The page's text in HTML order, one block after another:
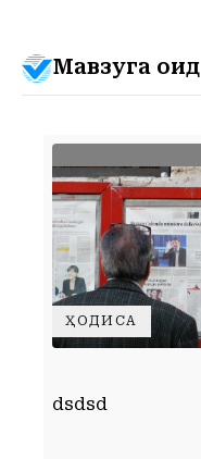
Мавзуга оид
ҲОДИСА
dsdsd